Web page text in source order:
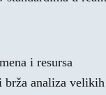
i resursa
brža analiza